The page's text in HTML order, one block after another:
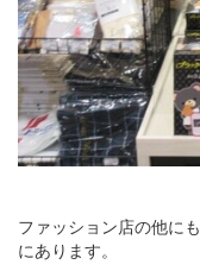
ファッション店の他に
にあります。